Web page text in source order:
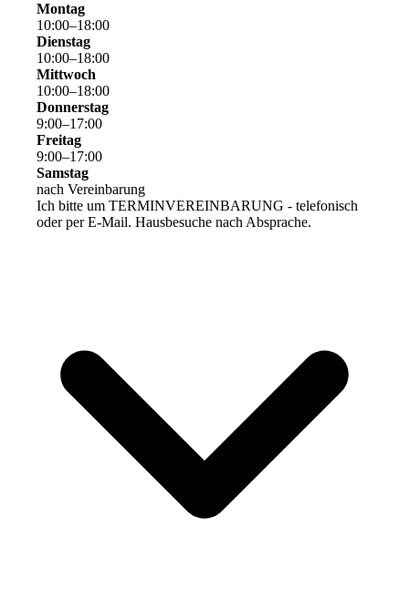
Montag
10:00–18:00
Dienstag
10:00–18:00
Mittwoch
10:00–18:00
Donnerstag
9:00–17:00
Freitag
9:00–17:00
Samstag
nach Vereinbarung
Ich bitte um TERMINVEREINBARUNG - telefonisch
oder per E-Mail. Hausbesuche nach Absprache.